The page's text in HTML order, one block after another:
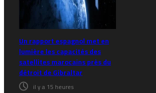
Un rapport espagnol met en
lumière les capacités des
satellites marocains près du
détroit de Gibraltar
il y a 15 heures